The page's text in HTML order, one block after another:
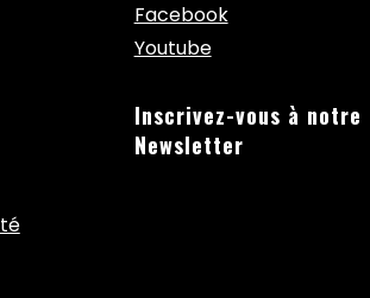
Facebook
Youtube
Inscrivez-vous à notre
Newsletter